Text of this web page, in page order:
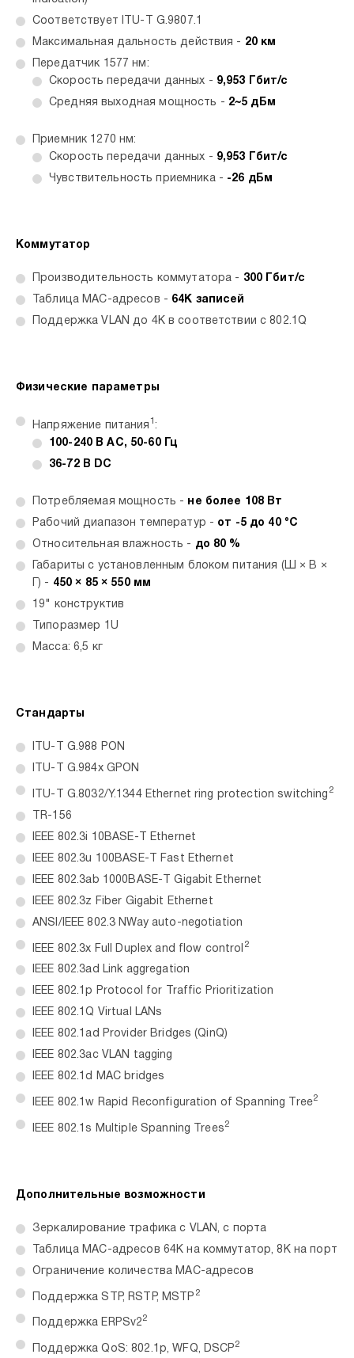
Соответствует ITU-T G.9807.1
Максимальная дальность действия - 20 км
Передатчик 1577 нм:
Скорость передачи данных - 9,953 Гбит/с
Средняя выходная мощность - 2~5 дБм
Приемник 1270 нм:
Скорость передачи данных - 9,953 Гбит/с
Чувствительность приемника - -26 дБм
Коммутатор
Производительность коммутатора - 300 Гбит/с
Таблица MAC-адресов - 64К записей
Поддержка VLAN до 4К в соответствии с 802.1Q
Физические параметры
Напряжение питания 1 :
100-240 В AC, 50-60 Гц
36-72 В DC
Потребляемая мощность - не более 108 Вт
Рабочий диапазон температур - от -5 до 40 °C
Относительная влажность - до 80 %
Габариты с установленным блоком питания (Ш × В ×
Г) - 450 × 85 × 550 мм
19" конструктив
Типоразмер 1U
Масса: 6,5 кг
Стандарты
ITU-T G.988 PON
ITU-T G.984x GPON
ITU-T G.8032/Y.1344 Ethernet ring protection switching 2
TR-156
IEEE 802.3i 10BASE-T Ethernet
IEEE 802.3u 100BASE-T Fast Ethernet
IEEE 802.3ab 1000BASE-T Gigabit Ethernet
IEEE 802.3z Fiber Gigabit Ethernet
ANSI/IEEE 802.3 NWay auto-negotiation
IEEE 802.3x Full Duplex and flow control 2
IEEE 802.3ad Link aggregation
IEEE 802.1p Protocol for Traffic Prioritization
IEEE 802.1Q Virtual LANs
IEEE 802.1ad Provider Bridges (QinQ)
IEEE 802.3ac VLAN tagging
IEEE 802.1d MAC bridges
IEEE 802.1w Rapid Reconfiguration of Spanning Tree2
IEEE 802.1s Multiple Spanning Trees 2
Дополнительные возможности
Зеркалирование трафика с VLAN, с порта
Таблица MAC-адресов 64K на коммутатор, 8K на порт
Ограничение количества MAC-адресов
Поддержка STP, RSTP, MSTP 2
Поддержка ERPSv2 2
Поддержка QoS: 802.1p, WFQ, DSCP 2